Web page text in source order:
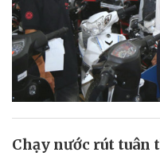
Chạy nước rút tuân